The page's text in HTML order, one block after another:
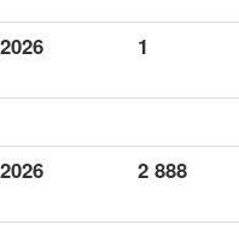
1
2 888